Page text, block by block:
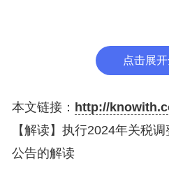
（二）关税配额税率。
不变。其中，对尿素、复合
配额税率继续实施1%的暂
口的一定数量棉花实施滑准
点击展
本文链接： http://
【解读】执行2024年关税
公告的解读